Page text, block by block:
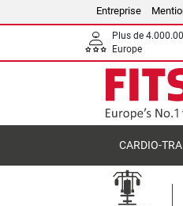
Entreprise
Plus de
Europe
CARDIO-